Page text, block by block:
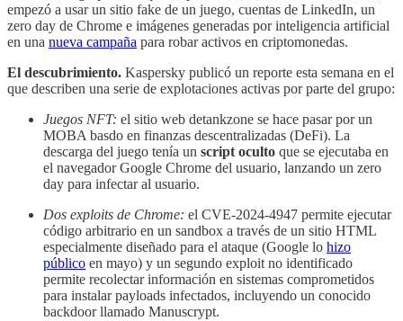
empezó a usar un sitio fake de un juego, cuentas de LinkedIn, un
zero day de Chrome e imágenes generadas por inteligencia artificial
en una nueva campaña para robar activos en criptomonedas.
El descubrimiento. Kaspersky publicó un reporte esta semana en el
que describen una serie de explotaciones activas por parte del grupo:
Juegos NFT: el sitio web detankzone se hace pasar por un
MOBA basdo en finanzas descentralizadas (DeFi). La
descarga del juego tenía un script oculto que se ejecutaba en
el navegador Google Chrome del usuario, lanzando un zero
day para infectar al usuario.
Dos exploits de Chrome: el CVE-2024-4947 permite ejecutar
código arbitrario en un sandbox a través de un sitio HTML
especialmente diseñado para el ataque (Google lo hizo
público en mayo) y un segundo exploit no identificado
permite recolectar información en sistemas comprometidos
para instalar payloads infectados, incluyendo un conocido
backdoor llamado Manuscrypt.